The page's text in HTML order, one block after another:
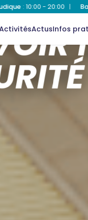
Sportif:10:00 - 20:00
activités actus infos
accès &
règles